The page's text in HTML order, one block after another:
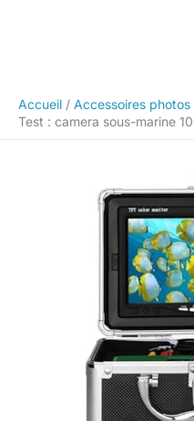
Accueil
Accessoires photos
Test : camera sous-marine